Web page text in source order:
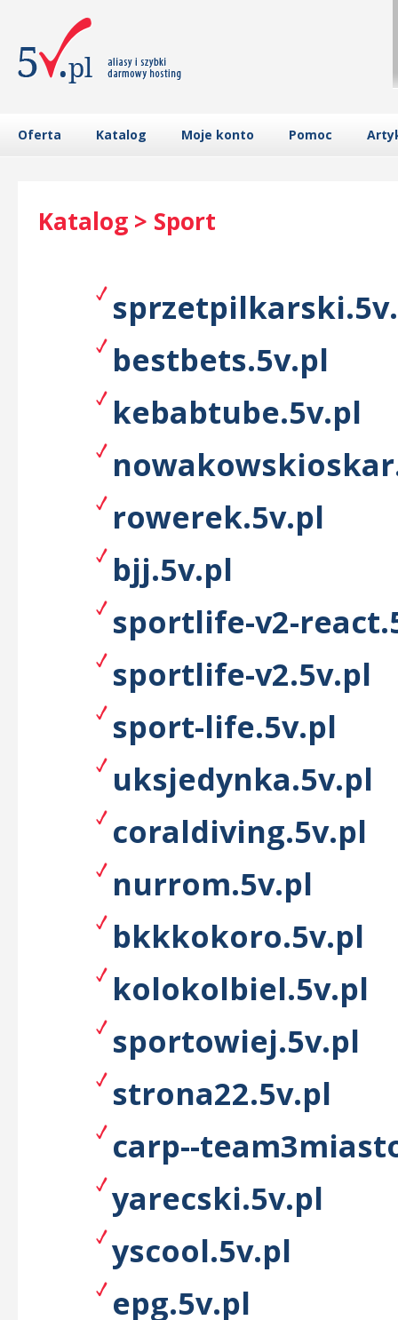
Oferta Katalog Moje konto Pomoc
Katalog > Sport
bestbets.5v.pl
kebabtube.5v.pl
rowerek.5v.pl
bjj.5v.pl
sportlife-v2-
sportlife-v2.5v.pl
sport-life.5v.pl
uksjedynka.5v.pl
coraldiving.5v.pl
nurrom.5v.pl
bkkkokoro.5v.pl
kolokolbiel.5v.pl
sportowiej.5v.pl
strona22.5v.pl
carp--
yarecski.5v.pl
yscool.5v.pl
epg.5v.pl